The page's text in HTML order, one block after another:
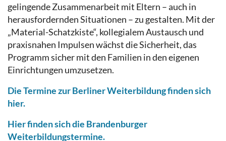
gelingende Zusammenarbeit mit Eltern – auch in
herausfordernden Situationen – zu gestalten. Mit der
„Material-Schatzkiste“, kollegialem Austausch und
praxisnahen Impulsen wächst die Sicherheit, das
Programm sicher mit den Familien in den eigenen
Einrichtungen umzusetzen.
Die Termine zur Berliner Weiterbildung finden sich
hier.
Hier finden sich die Brandenburger
Weiterbildungstermine.